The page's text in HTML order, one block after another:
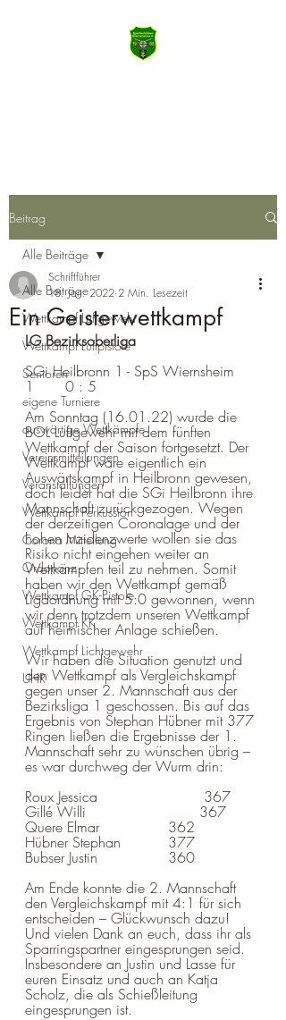
Beitrag
Alle Beiträge
Wettkampf Luftgewehr
Wettkampf Luftpistole
Senioren
eigene Turniere
auswärtige Wettkämpfe
Vereinsmitteilungen
Veranstaltungen
Wettkampf Perkussion
Corona Mitteilung
Ordonanz
Wettkampf GK-Pistole
Wettkampf KK
Wettkampf Lichtgewehr
UHR
Alle Beiträge
Ein Geisterwettkampf
Schriftführer
18. Jan. 2022 2 Min. Lesezeit
LG Bezirksoberliga
SGi Heilbronn 1 - SpS Wiernsheim
1	 0 : 5
Am Sonntag (16.01.22) wurde die
BOL Luftgewehr mit dem fünften
Wettkampf der Saison fortgesetzt. Der
Wettkampf wäre eigentlich ein
Auswärtskampf in Heilbronn gewesen,
doch leider hat die SGi Heilbronn ihre
Mannschaft zurückgezogen. Wegen
der derzeitigen Coronalage und der
hohen Inzidenzwerte wollen sie das
Risiko nicht eingehen weiter an
Wettkämpfen teil zu nehmen. Somit
haben wir den Wettkampf gemäß
Ligaordnung mit 5:0 gewonnen, wenn
wir denn trotzdem unseren Wettkampf
auf heimischer Anlage schießen.
Wir haben die Situation genutzt und
den Wettkampf als Vergleichskampf
gegen unser 2. Mannschaft aus der
Bezirksliga 1 geschossen. Bis auf das
Ergebnis von Stephan Hübner mit 377
Ringen ließen die Ergebnisse der 1.
Mannschaft sehr zu wünschen übrig –
es war durchweg der Wurm drin:
Roux Jessica			367
Gillé Willi			       367
Quere Elmar            	362
Hübner Stephan         	377
Bubser Justin              	360
Am Ende konnte die 2. Mannschaft
den Vergleichskampf mit 4:1 für sich
entscheiden – Glückwunsch dazu!
Und vielen Dank an euch, dass ihr als
Sparringspartner eingesprungen seid.
Insbesondere an Justin und Lasse für
euren Einsatz und auch an Katja
Scholz, die als Schießleitung
eingesprungen ist.